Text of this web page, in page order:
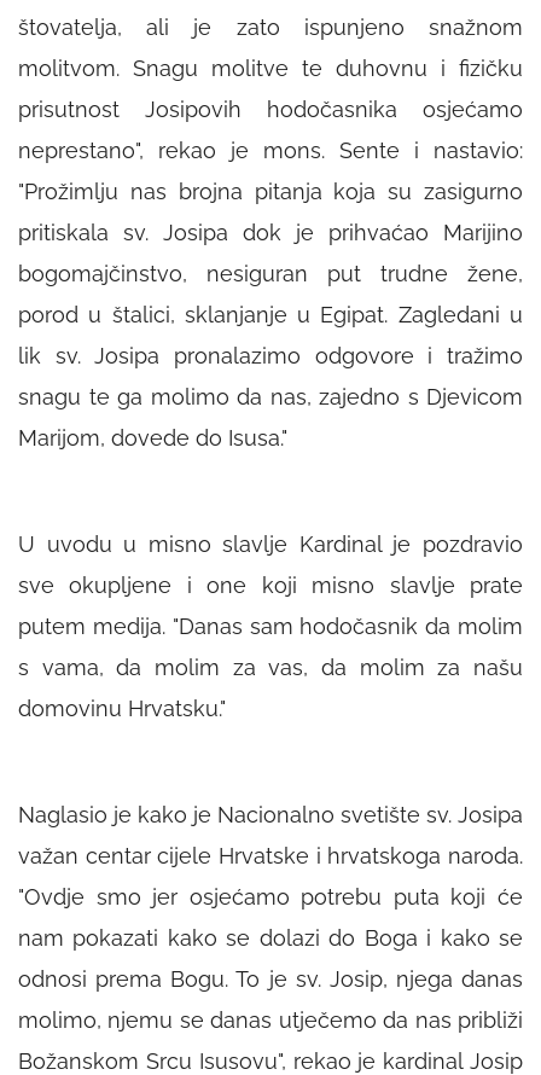
štovatelja, ali je zato ispunjeno snažnom
molitvom. Snagu molitve te duhovnu i fizičku
prisutnost Josipovih hodočasnika osjećamo
neprestano", rekao je mons. Sente i nastavio:
"Prožimlju nas brojna pitanja koja su zasigurno
pritiskala sv. Josipa dok je prihvaćao Marijino
bogomajčinstvo, nesiguran put trudne žene,
porod u štalici, sklanjanje u Egipat. Zagledani u
lik sv. Josipa pronalazimo odgovore i tražimo
snagu te ga molimo da nas, zajedno s Djevicom
Marijom, dovede do Isusa."
U uvodu u misno slavlje Kardinal je pozdravio
sve okupljene i one koji misno slavlje prate
putem medija. "Danas sam hodočasnik da molim
s vama, da molim za vas, da molim za našu
domovinu Hrvatsku."
Naglasio je kako je Nacionalno svetište sv. Josipa
važan centar cijele Hrvatske i hrvatskoga naroda.
"Ovdje smo jer osjećamo potrebu puta koji će
nam pokazati kako se dolazi do Boga i kako se
odnosi prema Bogu. To je sv. Josip, njega danas
molimo, njemu se danas utječemo da nas približi
Božanskom Srcu Isusovu", rekao je kardinal Josip